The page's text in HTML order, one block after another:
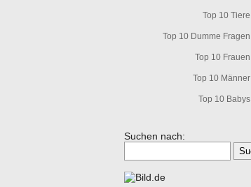
Top 10 Tiere
Top 10 Dumme Fragen
Top 10 Frauen
Top 10 Männer
Top 10 Babys
Suchen nach: